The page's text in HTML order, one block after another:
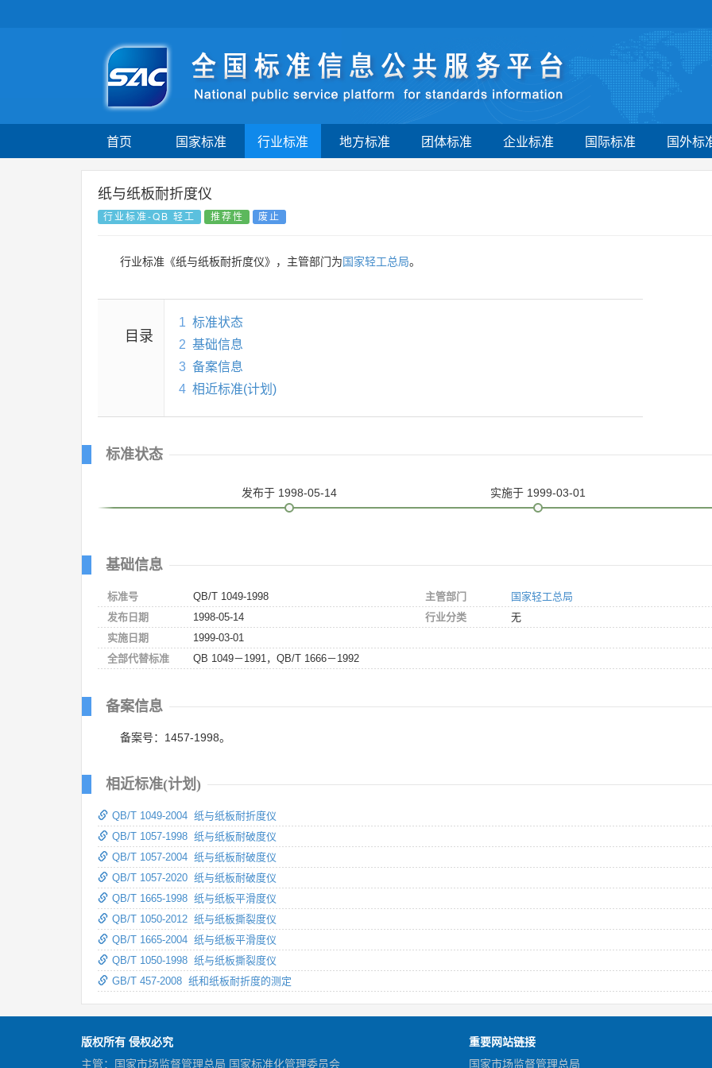
首页 国家标准 行业标准 地方标准 团体标准 企业标准 国际标准 国外标
纸与纸板耐折度仪
行业标准-QB 轻工 推荐性 废止
行业标准《纸与纸板耐折度仪》，主管部门为国家轻工总局。
目录
1 标准状态
2 基础信息
3 备案信息
4 相近标准(计划)
标准状态
发布于 1998-05-14 实施于 1999-03-01
基础信息
标准号
QB/T 1049-1998
发布日期
1998-05-14
实施日期
1999-03-01
全部代替标准
QB 1049－1991，QB/T 1666－1992
主管部门
国家轻工总局
行业分类
无
备案信息
备案号：1457-1998。
相近标准(计划)
QB/T 1049-2004 纸与纸板耐折度仪
QB/T 1057-1998 纸与纸板耐破度仪
QB/T 1057-2004 纸与纸板耐破度仪
QB/T 1057-2020 纸与纸板耐破度仪
QB/T 1665-1998 纸与纸板平滑度仪
QB/T 1050-2012 纸与纸板撕裂度仪
QB/T 1665-2004 纸与纸板平滑度仪
QB/T 1050-1998 纸与纸板撕裂度仪
GB/T 457-2008 纸和纸板耐折度的测定
版权所有 侵权必究
主管：国家市场监督管理总局 国家标准化管理委员会
重要网站链接
国家市场监督管理总局